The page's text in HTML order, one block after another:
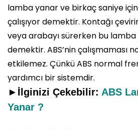
lamba yanar ve birkaç saniye
çalışıyor demektir. Kontağı
veya arabayı sürerken bu lamba
demektir. ABS’nin çalışmaması
etkilemez. Çünkü ABS normal
yardımcı bir sistemdir.
►İlginizi Çekebilir: ABS
Yanar ?